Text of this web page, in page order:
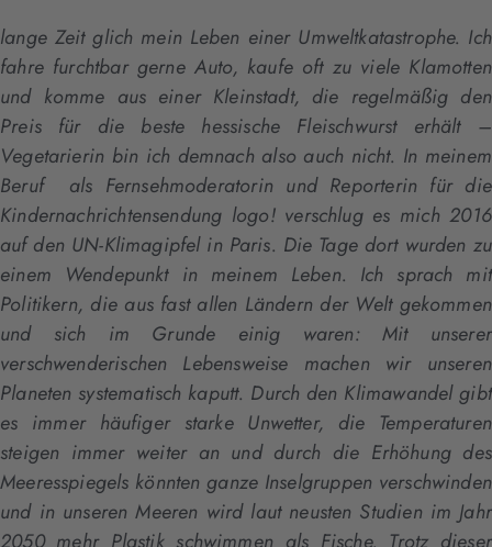
lange Zeit glich mein Leben einer Umweltkatastrophe. Ich
fahre furchtbar gerne Auto, kaufe oft zu viele Klamotten
und komme aus einer Kleinstadt, die regelmäßig den
Preis für die beste hessische Fleischwurst erhält –
Vegetarierin bin ich demnach also auch nicht. In meinem
Beruf als Fernsehmoderatorin und Reporterin für die
Kindernachrichtensendung logo! verschlug es mich 2016
auf den UN-Klimagipfel in Paris. Die Tage dort wurden zu
einem Wendepunkt in meinem Leben. Ich sprach mit
Politikern, die aus fast allen Ländern der Welt gekommen
und sich im Grunde einig waren: Mit unserer
verschwenderischen Lebensweise machen wir unseren
Planeten systematisch kaputt. Durch den Klimawandel gibt
es immer häufiger starke Unwetter, die Temperaturen
steigen immer weiter an und durch die Erhöhung des
Meeresspiegels könnten ganze Inselgruppen verschwinden
und in unseren Meeren wird laut neusten Studien im Jahr